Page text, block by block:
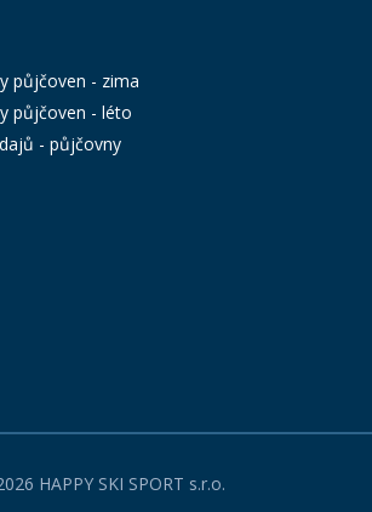
půjčoven - zima
půjčoven - léto
- půjčovny
HAPPY SKI SPORT s.r.o.